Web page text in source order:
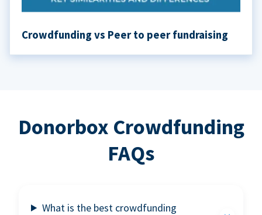
Crowdfunding vs Peer to peer fundraising
Donorbox Crowdfunding
FAQs
What is the best crowdfunding